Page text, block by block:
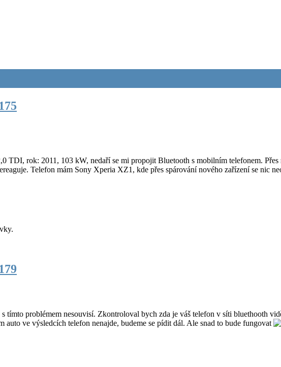
TDI, rok: 2011, 103 kW, nedaří se mi propojit Bluetooth s mobilním telefonem.
Telefon mám Sony Xperia XZ1, kde přes spárování nového zařízení se nic
tímto problémem nesouvisí. Zkontroloval bych zda je váš telefon v síti bluethooth
auto ve výsledcích telefon nenajde, budeme se pídit dál. Ale snad to bude fungovat